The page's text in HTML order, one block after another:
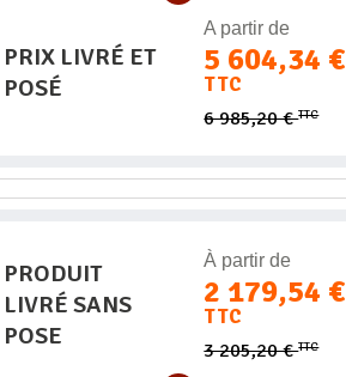
PRIX LIVRÉ ET
POSÉ
A partir de
5 604,34 €
TTC
6 985,20 €TTC
PRODUIT
LIVRÉ SANS
POSE
À partir de
2 179,54 €
TTC
3 205,20 €TTC